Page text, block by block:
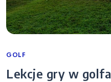
Categories
GOLF
Lekcje gry w golfa